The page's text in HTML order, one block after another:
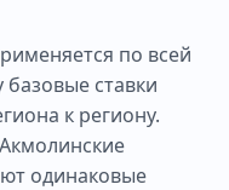
по всей
ставки
к региону.
одинаковые